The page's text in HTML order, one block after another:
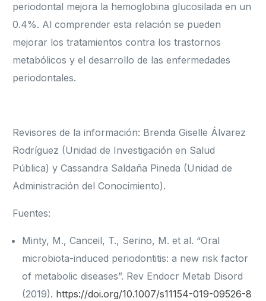
periodontal mejora la hemoglobina glucosilada en un
0.4%. Al comprender esta relación se pueden
mejorar los tratamientos contra los trastornos
metabólicos y el desarrollo de las enfermedades
periodontales.
Revisores de la información: Brenda Giselle Álvarez
Rodríguez (Unidad de Investigación en Salud
Pública) y Cassandra Saldaña Pineda (Unidad de
Administración del Conocimiento).
Fuentes:
Minty, M., Canceil, T., Serino, M. et al. “Oral
microbiota-induced periodontitis: a new risk factor
of metabolic diseases”. Rev Endocr Metab Disord
(2019). https://doi.org/10.1007/s11154-019-09526-8